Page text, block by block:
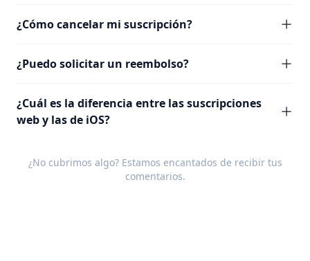
¿Cómo cancelar mi suscripción?
¿Puedo solicitar un reembolso?
¿Cuál es la diferencia entre las suscripciones
web y las de iOS?
¿No cubrimos algo? Estamos encantados de recibir tus
comentarios.